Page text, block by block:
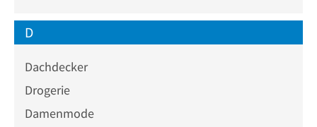
D
Dachdecker
Drogerie
Damenmode